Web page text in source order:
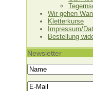
Wir gehen
Kletterkurse
Impressum/
Bestellung
Newsletter